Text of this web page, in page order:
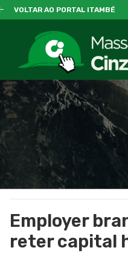
VOLTAR AO PORTAL ITAMBÉ
Employer
reter capital